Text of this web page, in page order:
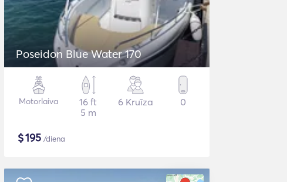
Poseidon Blue Water 170
Motorlaiva
16 ft
5 m
6 Kruīza 0
$195 /diena